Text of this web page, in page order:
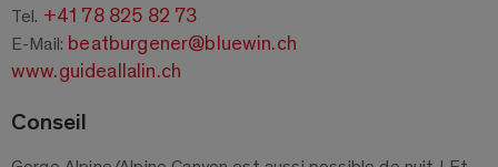
Tel. +41 78 825 82 73
E-Mail: beatburgener@bluewin.ch
www.guideallalin.ch
Conseil